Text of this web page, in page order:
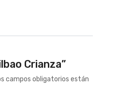
Crianza”
campos obligatorios están